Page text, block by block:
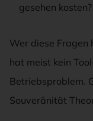
gesehen kosten?
Wer diese Fragen
hat meist kein
Betriebsproblem.
Souveränität